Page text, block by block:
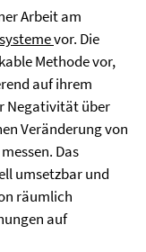
Arbeit am
vor. Die
Methode vor,
auf ihrem
Negativität über
Veränderung von
Das
umsetzbar und
räumlich
auf